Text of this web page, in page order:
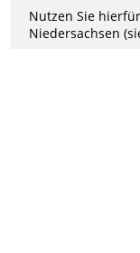
Nutzen Sie
Niedersachsen